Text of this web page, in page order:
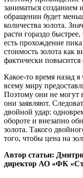
заниматься созданием
обращении будет
количества золота.
расти гораздо
есть прохождение
стоимость золота как
фактически повысится
Какое-то время назад
всему миру
Поэтому они не могут
они заявляют.
двойной удар:
обороте и внезапно
золота. Такого
того, чтобы цена на
Автор статьи:
директор АО «ФК